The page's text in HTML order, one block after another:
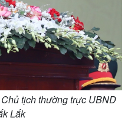
tịch thường trực UBND
Lắk